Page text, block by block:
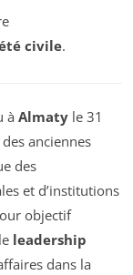
civile.
à Almaty le 31
des anciennes
des
et d’institutions
objectif
leadership
dans la